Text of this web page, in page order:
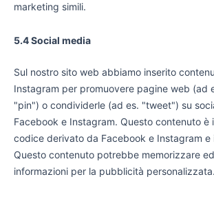
marketing simili.
5.4 Social media
Sul nostro sito web abbiamo inserito
Instagram per promuovere pagine web (ad
"pin") o condividerle (ad es. "tweet") su
Facebook e Instagram. Questo contenuto è
codice derivato da Facebook e Instagram e
Questo contenuto potrebbe memorizzare
informazioni per la pubblicità personalizzata.